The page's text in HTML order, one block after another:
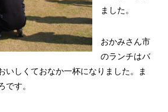
ました。
おかみさん市
のランチはバ
いしくておなか一杯になりました。ま
です。